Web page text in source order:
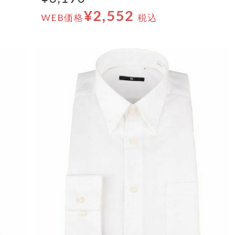
WEB価格¥2,552 税込